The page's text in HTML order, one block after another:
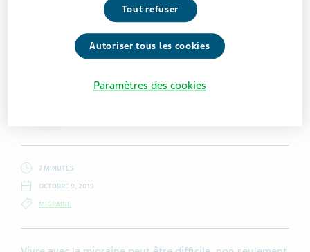
Getty Images/ Monkeybusinessimages
7 MINUTES
OCTOBRE 9, 2019
MIGRAINE
Tout refuser
Autoriser tous les cookies
Paramètres des cookies